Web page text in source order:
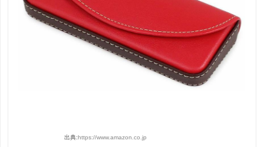
出典:https://www.amazon.co.jp